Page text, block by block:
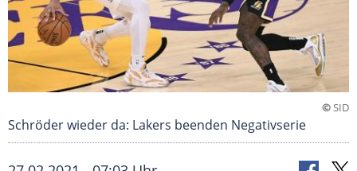
©SID
Schröder wieder da: Lakers beenden Negativserie